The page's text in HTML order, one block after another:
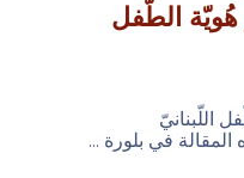
هُويّة الطّفل
اللّبنانيّ